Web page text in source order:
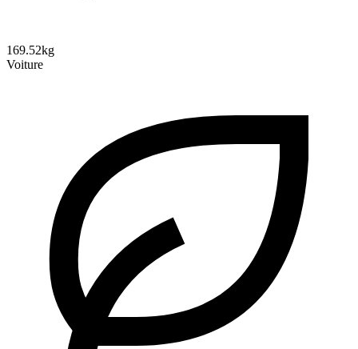
169.52kg
Voiture